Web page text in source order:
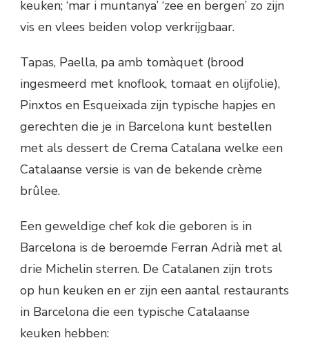
keuken; ‘mar i muntanya’ ‘zee en bergen’ zo zijn
vis en vlees beiden volop verkrijgbaar.
Tapas, Paella, pa amb tomàquet (brood
ingesmeerd met knoflook, tomaat en olijfolie),
Pinxtos en Esqueixada zijn typische hapjes en
gerechten die je in Barcelona kunt bestellen
met als dessert de Crema Catalana welke een
Catalaanse versie is van de bekende crème
brûlee.
Een geweldige chef kok die geboren is in
Barcelona is de beroemde Ferran Adrià met al
drie Michelin sterren. De Catalanen zijn trots
op hun keuken en er zijn een aantal restaurants
in Barcelona die een typische Catalaanse
keuken hebben: